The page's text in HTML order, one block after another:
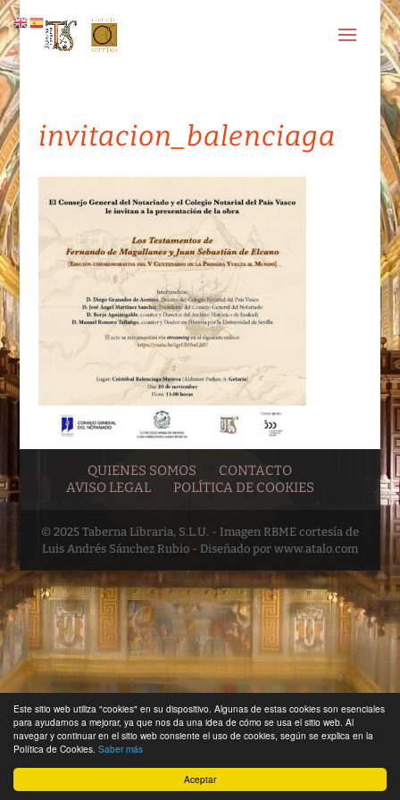
Aceptar
Este sitio web utiliza "cookies" en su dispositivo. Algunas de estas cookies son esenciales
para ayudarnos a mejorar, ya que nos da una idea de cómo se usa el sitio web. Al
navegar y continuar en el sitio web consiente el uso de cookies, según se explica en la
Política de Cookies. Saber más
invitacion_balenciaga
QUIENES SOMOS
CONTACTO
AVISO LEGAL
POLÍTICA DE COOKIES
© 2025 Taberna Libraria, S.L.U. - Imagen RBME cortesía de
Luis Andrés Sánchez Rubio - Diseñado por www.atalo.com